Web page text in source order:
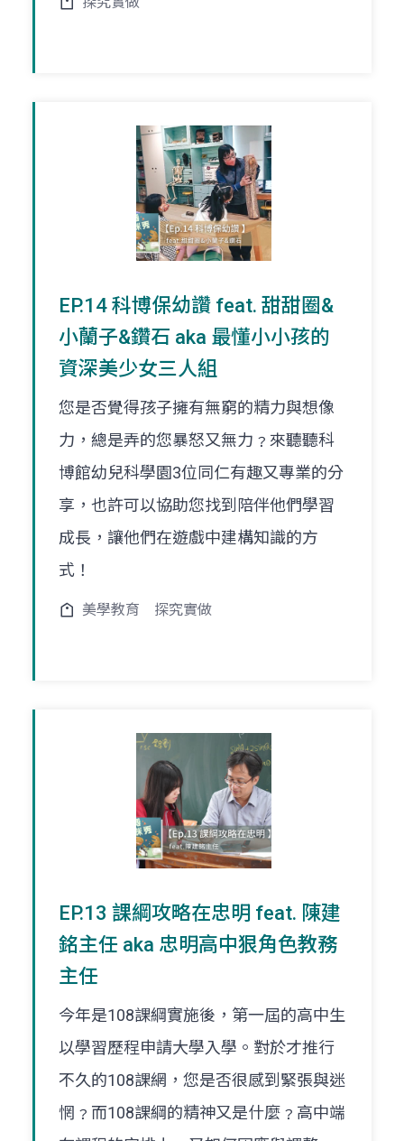
EP.14 科博保幼讚 feat. 甜甜圈&
小蘭子&鑽石 aka 最懂小小孩的
資深美少女三人組
您是否覺得孩子擁有無窮的精力與想像
力，總是弄的您暴怒又無力﹖來聽聽科
博館幼兒科學園3位同仁有趣又專業的分
享，也許可以協助您找到陪伴他們學習
成長，讓他們在遊戲中建構知識的方
式！
美學教育 探究實做
EP.13 課綱攻略在忠明 feat. 陳建
銘主任 aka 忠明高中狠角色教務
主任
今年是108課綱實施後，第一屆的高中生
以學習歷程申請大學入學。對於才推行
不久的108課網，您是否很感到緊張與迷
惘﹖而108課綱的精神又是什麼﹖高中端